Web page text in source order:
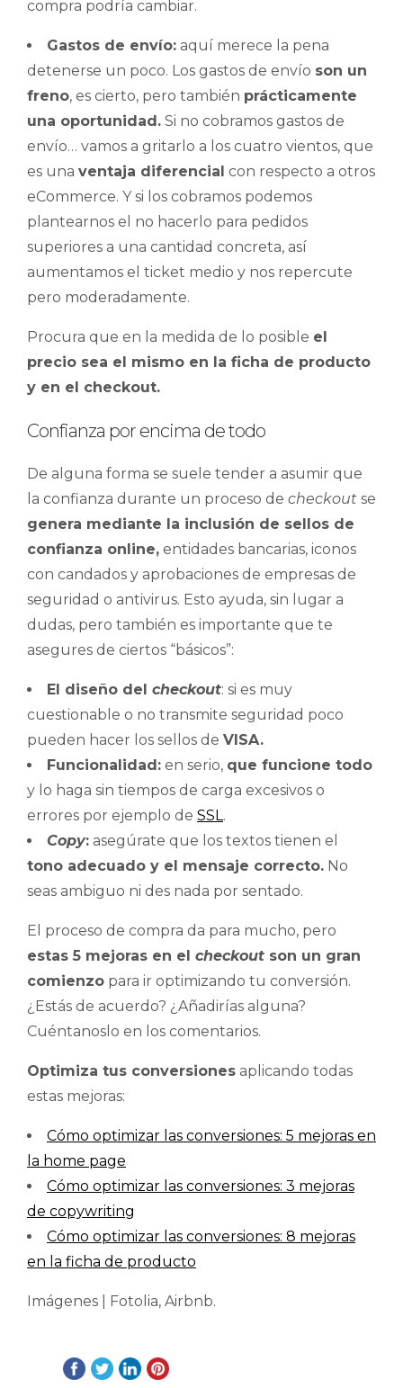
compra podría cambiar.
Gastos de envío: aquí merece la pena
detenerse un poco. Los gastos de envío son un
freno, es cierto, pero también prácticamente
una oportunidad. Si no cobramos gastos de
envío… vamos a gritarlo a los cuatro vientos, que
es una ventaja diferencial con respecto a otros
eCommerce. Y si los cobramos podemos
plantearnos el no hacerlo para pedidos
superiores a una cantidad concreta, así
aumentamos el ticket medio y nos repercute
pero moderadamente.
Procura que en la medida de lo posible el
precio sea el mismo en la ficha de producto
y en el checkout.
Confianza por encima de todo
De alguna forma se suele tender a asumir que
la confianza durante un proceso de checkout se
genera mediante la inclusión de sellos de
confianza online, entidades bancarias, iconos
con candados y aprobaciones de empresas de
seguridad o antivirus. Esto ayuda, sin lugar a
dudas, pero también es importante que te
asegures de ciertos “básicos”:
El diseño del checkout: si es muy
cuestionable o no transmite seguridad poco
pueden hacer los sellos de VISA.
Funcionalidad: en serio, que funcione todo
y lo haga sin tiempos de carga excesivos o
errores por ejemplo de SSL.
Copy: asegúrate que los textos tienen el
tono adecuado y el mensaje correcto. No
seas ambiguo ni des nada por sentado.
El proceso de compra da para mucho, pero
estas 5 mejoras en el checkout son un gran
comienzo para ir optimizando tu conversión.
¿Estás de acuerdo? ¿Añadirías alguna?
Cuéntanoslo en los comentarios.
Optimiza tus conversiones aplicando todas
estas mejoras:
Cómo optimizar las conversiones: 5 mejoras en
la home page
Cómo optimizar las conversiones: 3 mejoras
de copywriting
Cómo optimizar las conversiones: 8 mejoras
en la ficha de producto
Imágenes | Fotolia, Airbnb.